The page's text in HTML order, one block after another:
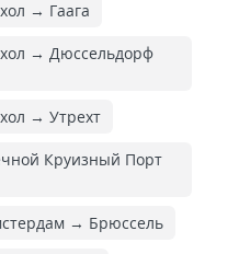
→ Гаага
→ Дюссельдорф
→ Утрехт
Круизный Порт
→ Брюссель